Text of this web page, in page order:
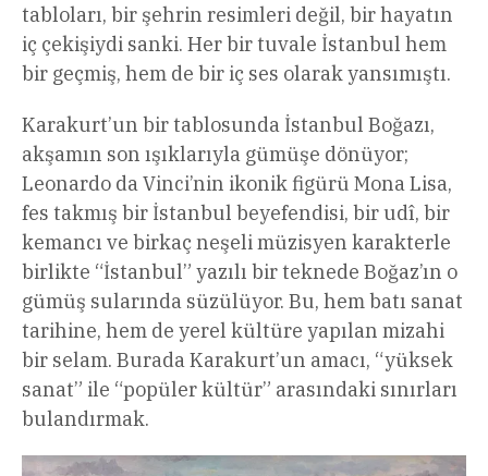
tabloları, bir şehrin resimleri değil, bir hayatın
iç çekişiydi sanki. Her bir tuvale İstanbul hem
bir geçmiş, hem de bir iç ses olarak yansımıştı.
Karakurt’un bir tablosunda İstanbul Boğazı,
akşamın son ışıklarıyla gümüşe dönüyor;
Leonardo da Vinci’nin ikonik figürü Mona Lisa,
fes takmış bir İstanbul beyefendisi, bir udî, bir
kemancı ve birkaç neşeli müzisyen karakterle
birlikte “İstanbul” yazılı bir teknede Boğaz’ın o
gümüş sularında süzülüyor. Bu, hem batı sanat
tarihine, hem de yerel kültüre yapılan mizahi
bir selam. Burada Karakurt’un amacı, “yüksek
sanat” ile “popüler kültür” arasındaki sınırları
bulandırmak.